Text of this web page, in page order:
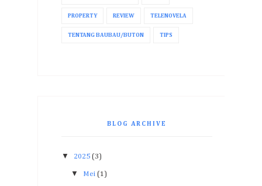
PROPERTY REVIEW TELENOVELA
TENTANG BAUBAU/BUTON TIPS
BLOG ARCHIVE
▼ 2025 (3)
▼ Mei (1)